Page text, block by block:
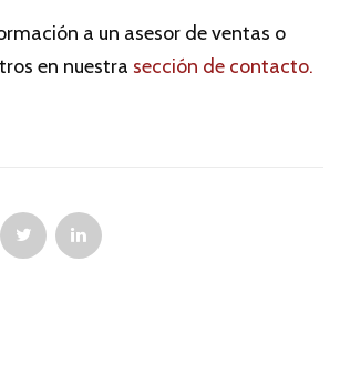
a un asesor de ventas o
en nuestra sección de contacto.